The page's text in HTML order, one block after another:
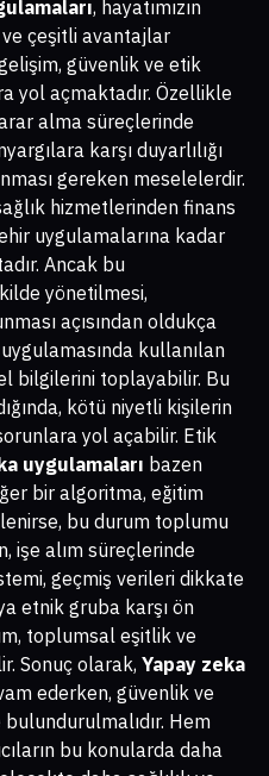
, hayatımızın
çeşitli avantajlar
güvenlik ve etik
yol açmaktadır. Özellikle
alma süreçlerinde
karşı duyarlılığı
gereken meselelerdir.
hizmetlerinden finans
uygulamalarına kadar
Ancak bu
yönetilmesi,
açısından oldukça
kullanılan
bilgilerini toplayabilir. Bu
kötü niyetli kişilerin
yol açabilir. Etik
uygulamaları bazen
bir algoritma, eğitim
bu durum toplumu
işe alım süreçlerinde
geçmiş verileri dikkate
etnik gruba karşı ön
toplumsal eşitlik ve
Sonuç olarak, Yapay zeka
ederken, güvenlik ve
Hem
bu konularda daha